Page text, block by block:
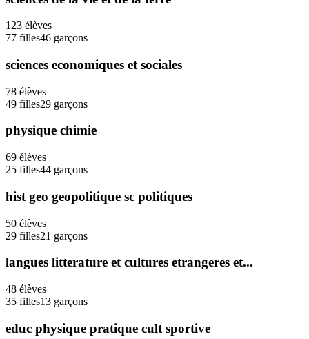
123 élèves
77 filles46 garçons
sciences economiques et sociales
78 élèves
49 filles29 garçons
physique chimie
69 élèves
25 filles44 garçons
hist geo geopolitique sc politiques
50 élèves
29 filles21 garçons
langues litterature et cultures etrangeres et...
48 élèves
35 filles13 garçons
educ physique pratique cult sportive